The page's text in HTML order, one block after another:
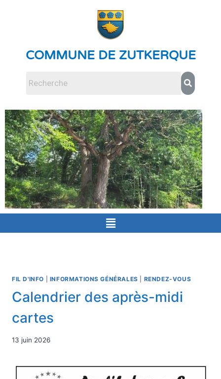
COMMUNE DE ZUTKERQUE
FIL D'INFO INFORMATIONS GÉNÉRALES RENDEZ-VOUS
Calendrier des après-midi
cartes
13 juin 2026